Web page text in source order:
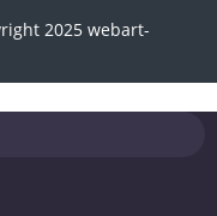
2025 webart-